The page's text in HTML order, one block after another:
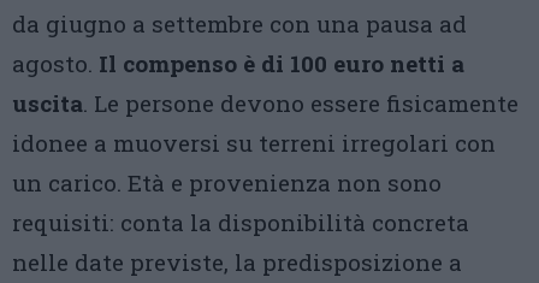
da giugno a settembre con una pausa ad
agosto. Il compenso è di 100 euro netti a
uscita. Le persone devono essere fisicamente
idonee a muoversi su terreni irregolari con
un carico. Età e provenienza non sono
requisiti: conta la disponibilità concreta
nelle date previste, la predisposizione a